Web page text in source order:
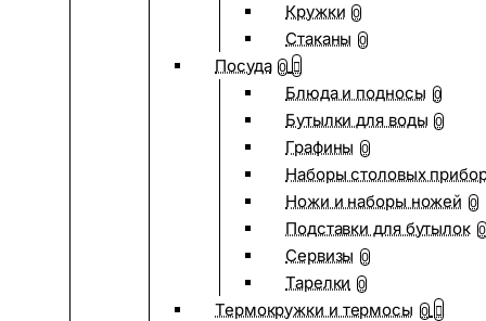
Кружки 0
Стаканы 0
Посуда 0
Блюда и подносы 0
Бутылки для воды 0
Графины 0
Наборы столовых
Ножи и наборы ножей 0
Подставки для бутылок 0
Сервизы 0
Тарелки 0
Термокружки и термосы 0